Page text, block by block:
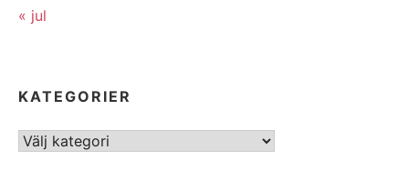
« jul
KATEGORIER
Kategorier